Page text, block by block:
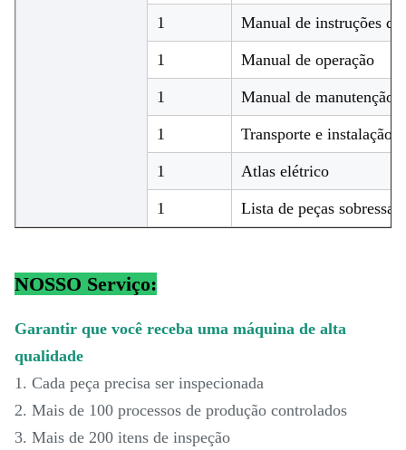
1 Manual de instruções de
1 Manual de operação
1 Manual de manutenção
1 Transporte e instalação
1 Atlas elétrico
1 Lista de peças
NOSSO Serviço:
Garantir que você receba uma máquina de alta
qualidade
1. Cada peça precisa ser inspecionada
2. Mais de 100 processos de produção controlados
3. Mais de 200 itens de inspeção